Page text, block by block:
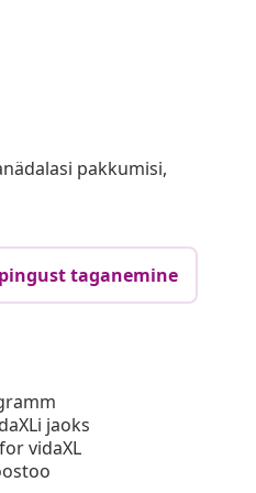
pakkumisi,
taganemine
jaoks
vidaXL